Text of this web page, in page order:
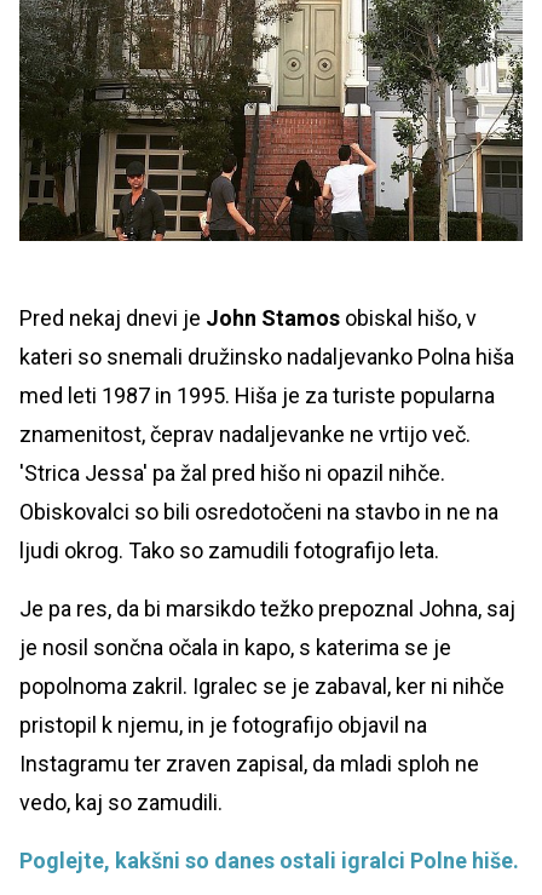
Pred nekaj dnevi je John Stamos obiskal hišo, v
kateri so snemali družinsko nadaljevanko Polna hiša
med leti 1987 in 1995. Hiša je za turiste popularna
znamenitost, čeprav nadaljevanke ne vrtijo več.
'Strica Jessa' pa žal pred hišo ni opazil nihče.
Obiskovalci so bili osredotočeni na stavbo in ne na
ljudi okrog. Tako so zamudili fotografijo leta.
Je pa res, da bi marsikdo težko prepoznal Johna, saj
je nosil sončna očala in kapo, s katerima se je
popolnoma zakril. Igralec se je zabaval, ker ni nihče
pristopil k njemu, in je fotografijo objavil na
Instagramu ter zraven zapisal, da mladi sploh ne
vedo, kaj so zamudili.
Poglejte, kakšni so danes ostali igralci Polne hiše.